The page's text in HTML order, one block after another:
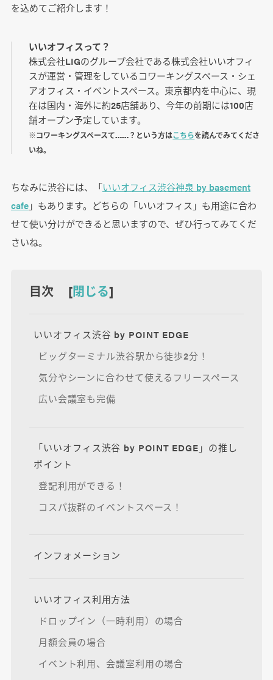
を込めてご紹介します！
いいオフィスって？
株式会社LIGのグループ会社である株式会社いいオフィ
スが運営・管理をしているコワーキングスペース・シェ
アオフィス・イベントスペース。東京都内を中心に、現
在は国内・海外に約25店舗あり、今年の前期には100店
舗オープン予定しています。
※コワーキングスペースて……？という方はこちらを読んでみてくださ
いね。
ちなみに渋谷には、「いいオフィス渋谷神泉 by basement
cafe」もあります。どちらの「いいオフィス」も用途に合わ
せて使い分けができると思いますので、ぜひ行ってみてくだ
さいね。
目次 [閉じる]
いいオフィス渋谷 by POINT EDGE
ビッグターミナル渋谷駅から徒歩2分！
気分やシーンに合わせて使えるフリースペース
広い会議室も完備
「いいオフィス渋谷 by POINT EDGE」の推し
ポイント
登記利用ができる！
コスパ抜群のイベントスペース！
インフォメーション
いいオフィス利用方法
ドロップイン（一時利用）の場合
月額会員の場合
イベント利用、会議室利用の場合